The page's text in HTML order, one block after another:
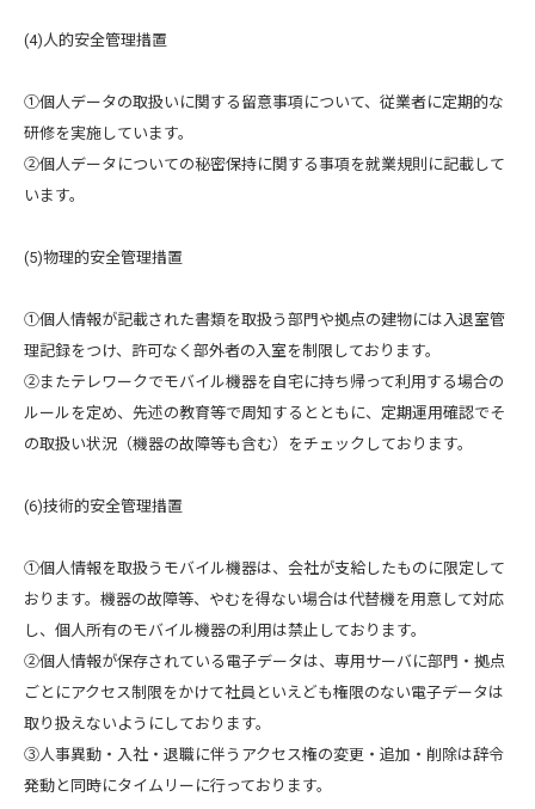
(4)人的安全管理措置
①個人データの取扱いに関する留意事項について、従業者に定期的な
研修を実施しています。
②個人データについての秘密保持に関する事項を就業規則に記載して
います。
(5)物理的安全管理措置
①個人情報が記載された書類を取扱う部門や拠点の建物には入退室管
理記録をつけ、許可なく部外者の入室を制限しております。
②またテレワークでモバイル機器を自宅に持ち帰って利用する場合の
ルールを定め、先述の教育等で周知するとともに、定期運用確認でそ
の取扱い状況（機器の故障等も含む）をチェックしております。
(6)技術的安全管理措置
①個人情報を取扱うモバイル機器は、会社が支給したものに限定して
おります。機器の故障等、やむを得ない場合は代替機を用意して対応
し、個人所有のモバイル機器の利用は禁止しております。
②個人情報が保存されている電子データは、専用サーバに部門・拠点
ごとにアクセス制限をかけて社員といえども権限のない電子データは
取り扱えないようにしております。
③人事異動・入社・退職に伴うアクセス権の変更・追加・削除は辞令
発動と同時にタイムリーに行っております。